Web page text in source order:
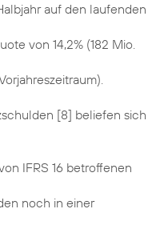
auf den laufenden
von 14,2% (182 Mio.
[8] beliefen sich
IFRS 16 betroffenen
noch in einer